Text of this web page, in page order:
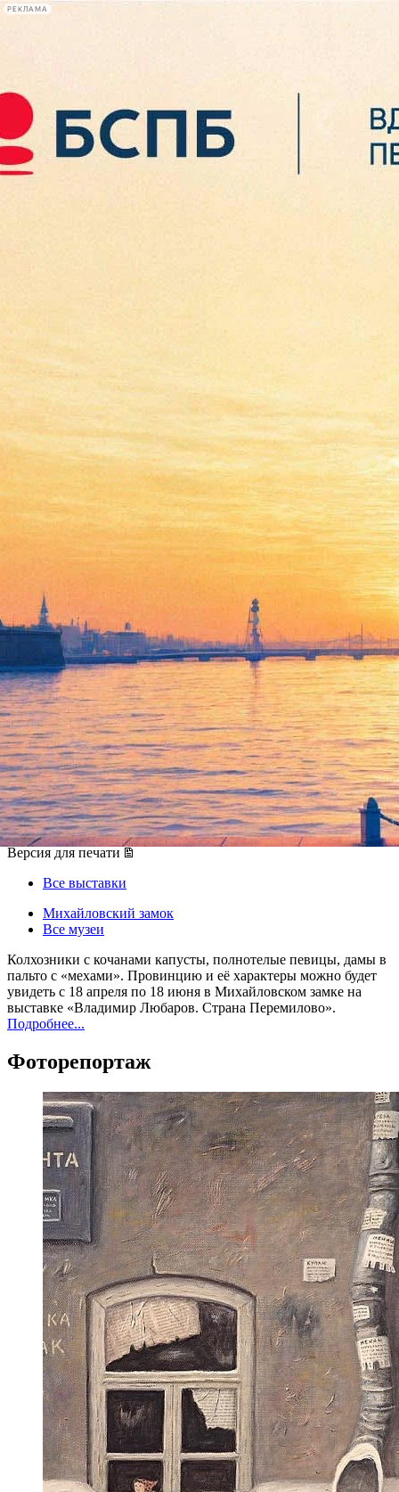
РЕКЛАМА
Сегодня:
2026.08.07
05:40
Афиша Plus
В Михайловском замке
выставят «деревенскую
лирику»
18 апреля 2018, среда-18 июня 2018, понедельник
Версия для печати
Все выставки
Михайловский замок
Все музеи
Колхозники с кочанами капусты, полнотелые певицы, дамы в
пальто с «мехами». Провинцию и её характеры можно будет
увидеть с 18 апреля по 18 июня в Михайловском замке на
выставке «Владимир Любаров. Страна Перемилово».
Подробнее...
Фоторепортаж